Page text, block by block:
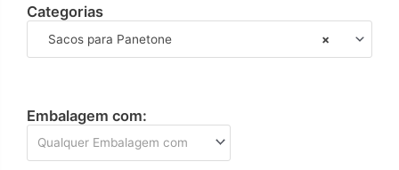
Categorias
×
Sacos para Panetone
Embalagem com:
Qualquer Embalagem com